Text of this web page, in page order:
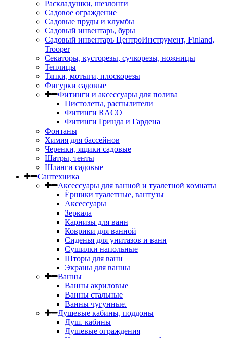
Раскладушки, шезлонги
Садовое ограждение
Садовые пруды и клумбы
Садовый инвентарь, буры
Садовый инвентарь ЦентроИнструмент, Finland,
Trooper
Секаторы, кусторезы, сучкорезы, ножницы
Теплицы
Тяпки, мотыги, плоскорезы
Фигурки садовые
Фитинги и аксессуары для полива
Пистолеты, распылители
Фитинги RACO
Фитинги Гринда и Гардена
Фонтаны
Химия для бассейнов
Черенки, ящики садовые
Шатры, тенты
Шланги садовые
Сантехника
Аксессуары для ванной и туалетной комнаты
Ёршики туалетные, вантузы
Аксессуары
Зеркала
Карнизы для ванн
Коврики для ванной
Сиденья для унитазов и ванн
Сушилки напольные
Шторы для ванн
Экраны для ванны
Ванны
Ванны акриловые
Ванны стальные
Ванны чугунные.
Душевые кабины, поддоны
Душ. кабины
Душевые ограждения